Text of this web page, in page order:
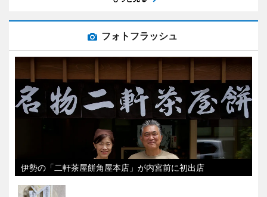
フォトフラッシュ
伊勢の「二軒茶屋餅角屋本店」が内宮前に初出店